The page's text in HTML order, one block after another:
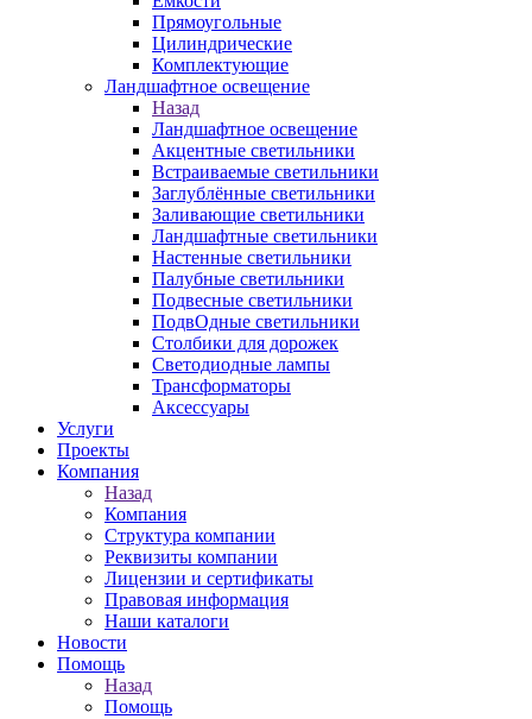
Прямоугольные
Цилиндрические
Комплектующие
Ландшафтное освещение
Назад
Ландшафтное освещение
Акцентные светильники
Встраиваемые светильники
Заглублённые светильники
Заливающие светильники
Ландшафтные светильники
Настенные светильники
Палубные светильники
Подвесные светильники
ПодвОдные светильники
Столбики для дорожек
Светодиодные лампы
Трансформаторы
Аксессуары
Услуги
Проекты
Компания
Назад
Компания
Структура компании
Реквизиты компании
Лицензии и сертификаты
Правовая информация
Наши каталоги
Новости
Помощь
Назад
Помощь